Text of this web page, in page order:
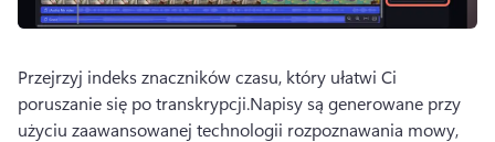
Przejrzyj indeks znaczników czasu, który ułatwi Ci
poruszanie się po transkrypcji.Napisy są generowane przy
użyciu zaawansowanej technologii rozpoznawania mowy,